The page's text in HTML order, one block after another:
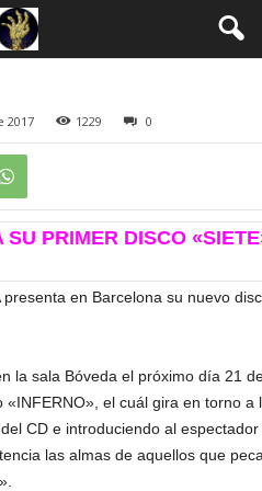
2017 1229 0
SU PRIMER DISCO
en Barcelona su nuevo
la sala Bóveda el próximo día 21
«INFERNO», el cuál gira en torno a
CD e introduciendo al
las almas de aquellos que